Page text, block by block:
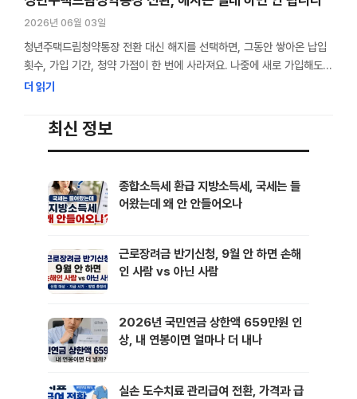
2026년 06월 03일
청년주택드림청약통장 전환 대신 해지를 선택하면, 그동안 쌓아온 납입
횟수, 가입 기간, 청약 가점이 한 번에 사라져요. 나중에 새로 가입해도
그때부터 다시 계산되기 때문에, 해지는 사실상 청약 준비를 처음부터
해요. 해지 대신 전환이라는 선택지가 있고, 전환하면 지금까지 쌓은
실적을 그대로 유지할 수 있어요. 해지와 전환이 어떻게 다른지, …
더 읽기
최신 정보
종합소득세 환급 지방소득세, 국세는 들
어왔는데 왜 안 안들어오나
근로장려금 반기신청, 9월 안 하면 손해
인 사람 vs 아닌 사람
2026년 국민연금 상한액 659만원 인
상, 내 연봉이면 얼마나 더 내나
실손 도수치료 관리급여 전환, 가격과 급